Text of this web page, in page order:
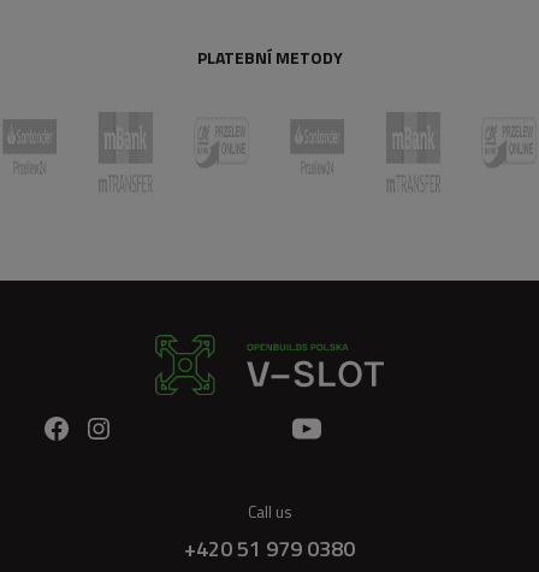
PLATEBNÍ METODY
Call us
+420 51 979 0380